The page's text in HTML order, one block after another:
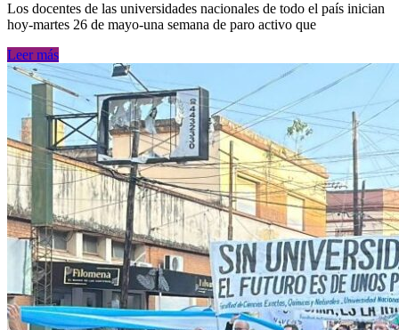
Los docentes de las universidades nacionales de todo el país inician
hoy-martes 26 de mayo-una semana de paro activo que
Leer más